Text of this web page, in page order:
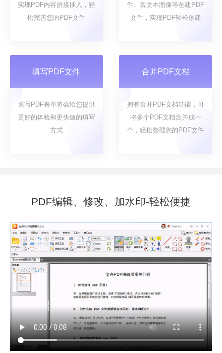
实现PDF内容拼接插入，轻
松完善您的PDF文件
件、富文本图像等创建PDF
文件，实现PDF轻松创建
填写PDF文件
填写PDF表单将会给您提供
更好的体验和更快速的填写
方式
合并PDF文档
拥有合并PDF文档功能，可
将多个PDF文档合并成一
个，轻松整理您的PDF文件
PDF编辑、修改、加水印-轻松便捷